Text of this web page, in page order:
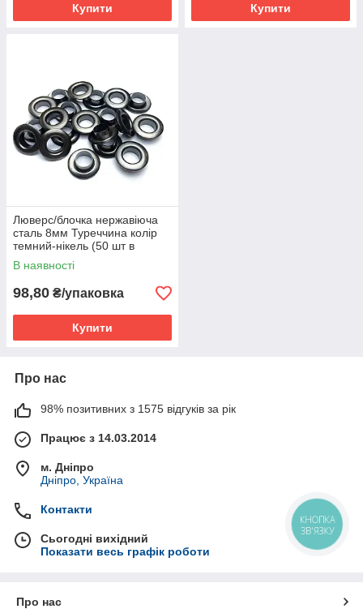
Купити Купити
Люверс/блочка нержавіюча
сталь 8мм Туреччина колір
темний-нікель (50 шт в
упаковці)
В наявності
98,80 ₴/упаковка
Купити
Про нас
98% позитивних з 1575 відгуків за рік
Працює з 14.03.2014
м. Дніпро
Дніпро, Україна
Контакти
Сьогодні вихідний
Показати весь графік роботи
Про нас
КНОПКА
ЗВ'ЯЗКУ